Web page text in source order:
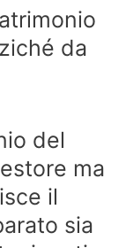
da
del
ma
il
sia